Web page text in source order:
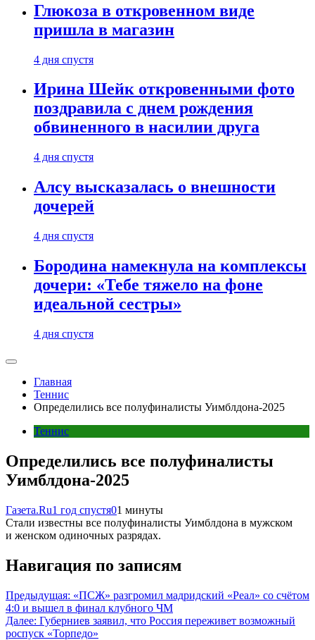
Глюкоза в откровенном виде
пришла в магазин
4 дня спустя
Ирина Шейк откровенными фото
поздравила с днем рождения
обвиненного в насилии друга
4 дня спустя
Алсу высказалась о внешности
дочерей
4 дня спустя
Бородина намекнула на комплексы
дочери: «Тебе тяжело на фоне
идеальной сестры»
4 дня спустя
Главная
Теннис
Определились все полуфиналисты Уимблдона-2025
Теннис
Определились все полуфиналисты
Уимблдона-2025
Газета.Ru1 год спустя01 минуты
Стали известны все полуфиналисты Уимблдона в мужском
и женском одиночных разрядах.
Навигация по записям
Предыдущая: «ПСЖ» разгромил мадридский «Реал» со счётом
4:0 и вышел в финал клубного ЧМ
Далее: Губерниев заявил, что Россия переживет возможный
роспуск «Торпедо»